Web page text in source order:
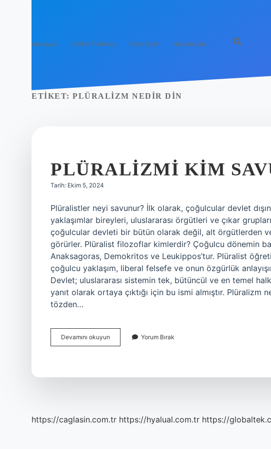
Anasayfa Gizlilik Politikası Yasal Uyarı Hakkımızda
ETIKET: PLÜRALIZM NEDIR DIN
PLÜRALIZMI KIM
Tarih: Ekim 5, 2024
Plüralistler neyi savunur? İlk olarak, çoğulcular devlet
yaklaşımlar bireyleri, uluslararası örgütleri ve çıkar
çoğulcular devleti bir bütün olarak değil, alt örgütlerden
görürler. Plüralist filozoflar kimlerdir? Çoğulcu dönemin
Anaksagoras, Demokritos ve Leukippos’tur. Plüralist
çoğulcu yaklaşım, liberal felsefe ve onun özgürlük
Devlet; uluslararası sistemin tek, bütüncül ve en temel
yanıt olarak ortaya çıktığı için bu ismi almıştır. Plüralizm
tözden…
Devamını okuyun Plüralizmi
Kim
Yorum Bırak
https://caglasin.com.tr https://hyalual.com.tr https://